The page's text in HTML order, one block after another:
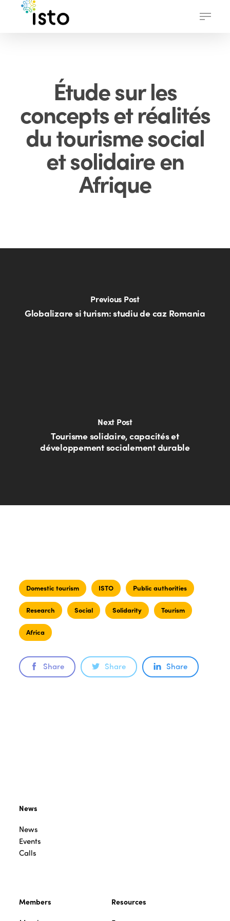
Menu
Étude sur les
concepts et réalités
du tourisme social
et solidaire en
Afrique
Previous Post
Globalizare si turism: studiu de caz Romania
Next Post
Tourisme solidaire, capacités et
développement socialement durable
Domestic tourism ISTO Public authorities
Research Social Solidarity Tourism
Africa
Share Share Share
News
News
Events
Calls
Members Resources